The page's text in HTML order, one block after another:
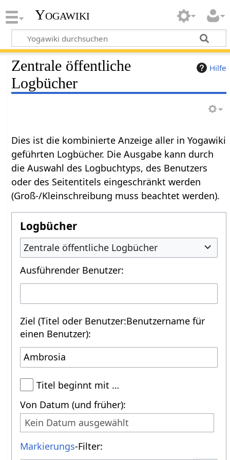
Yogawiki
Hilfe
Zentrale öffentliche
Logbücher
Dies ist die kombinierte Anzeige aller in Yogawiki
geführten Logbücher. Die Ausgabe kann durch
die Auswahl des Logbuchtyps, des Benutzers
oder des Seitentitels eingeschränkt werden
(Groß-/Kleinschreibung muss beachtet werden).
Logbücher
Zentrale öffentliche Logbücher
Ausführender Benutzer:
Ziel (Titel oder Benutzer:Benutzername für
einen Benutzer):
Titel beginnt mit …
Von Datum (und früher):
Kein Datum ausgewählt
Markierungs-Filter: